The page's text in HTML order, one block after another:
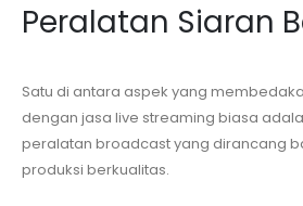
Peralatan Siaran
Satu di antara aspek yang
dengan jasa live streaming biasa
peralatan broadcast yang dirancang
produksi berkualitas.